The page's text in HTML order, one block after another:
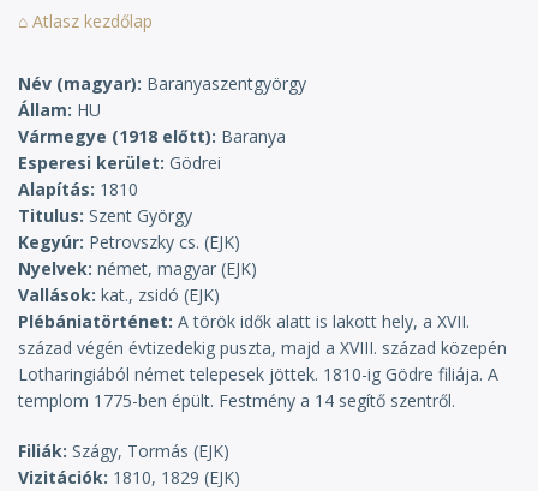
⌂ Atlasz kezdőlap
Név (magyar) Baranyaszentgyörgy
Állam HU
Vármegye (1918 előtt) Baranya
Esperesi kerület Gödrei
Alapítás 1810
Titulus Szent György
Kegyúr Petrovszky cs.
Nyelvek német, magyar
Vallások kat., zsidó
Plébániatörténet A török idők alatt is lakott hely, a XVII.
század végén évtizedekig puszta, majd a XVIII. század közepén
Lotharingiából német telepesek jöttek. 1810-ig Gödre filiája. A
templom 1775-ben épült. Festmény a 14 segítő szentről.
Filiák Szágy, Tormás
Vizitációk 1810, 1829